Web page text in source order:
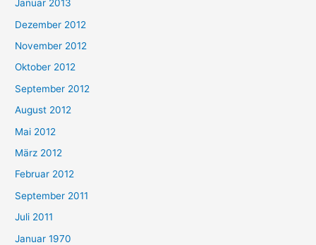
Januar 2013
Dezember 2012
November 2012
Oktober 2012
September 2012
August 2012
Mai 2012
März 2012
Februar 2012
September 2011
Juli 2011
Januar 1970